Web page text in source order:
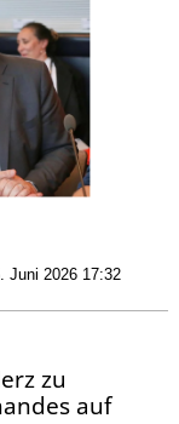
Juni 2026 17:32
zu
auf